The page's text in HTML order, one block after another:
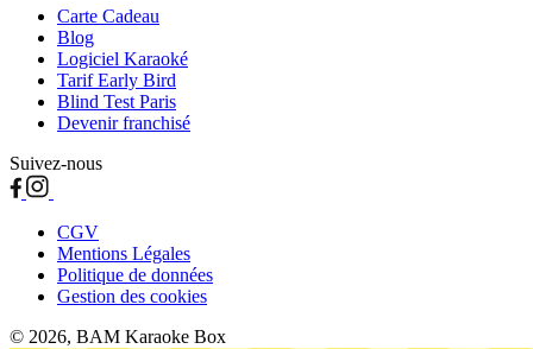
Carte Cadeau
Blog
Logiciel Karaoké
Tarif Early Bird
Blind Test Paris
Devenir franchisé
Suivez-nous
CGV
Mentions Légales
Politique de données
Gestion des cookies
© 2026, BAM Karaoke Box